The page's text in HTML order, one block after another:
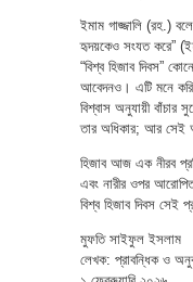
ইমাম গাজ্জালি (রহ.)
হৃদয়কেও সংযত করে”
“বিশ্ব হিজাব দিবস”
আবেদনও। এটি মনে
বিশ্বাস অনুযায়ী বাঁচার
তার অধিকার; আর সেই
হিজাব আজ এক নীরব
এবং নারীর ওপর
বিশ্ব হিজাব দিবস সেই
মুফতি সাইফুল ইসলাম
লেখক: প্রাবন্ধিক ও